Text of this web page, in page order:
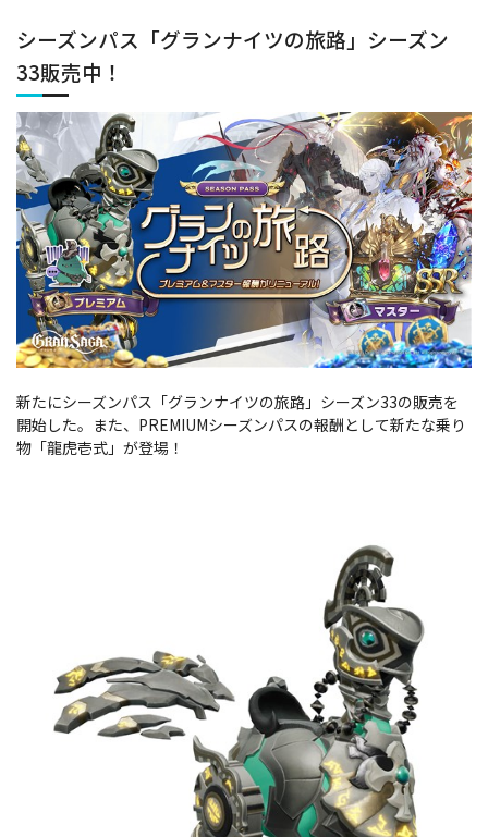
シーズンパス「グランナイツの旅路」シーズン
33販売中！
新たにシーズンパス「グランナイツの旅路」シーズン33の販売を
開始した。また、PREMIUMシーズンパスの報酬として新たな乗り
物「龍虎壱式」が登場！